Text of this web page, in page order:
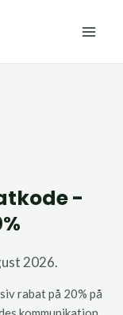
-
2026.
rabat på 20% på